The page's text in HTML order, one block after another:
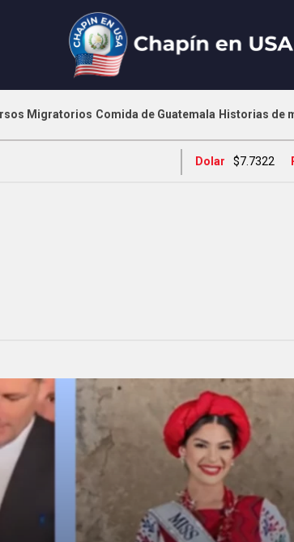
Migratorios Comida de Guatemala Historias de
Dolar $7.7322